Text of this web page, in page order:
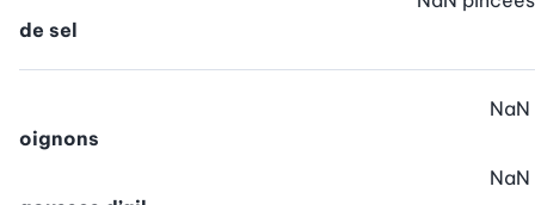
de sel
oignons
NaN
NaN